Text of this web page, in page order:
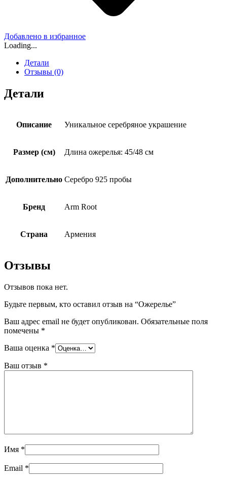
Добавлено в избранное
Loading...
Детали
Отзывы (0)
Детали
Описание Уникальное серебряное украшение
Размер (см) Длина ожерелья: 45/48 см
Дополнительно Серебро 925 пробы
Бренд Arm Root
Страна Армения
Отзывы
Отзывов пока нет.
Будьте первым, кто оставил отзыв на “Ожерелье”
Ваш адрес email не будет опубликован. Обязательные поля
помечены *
Ваша оценка *
Ваш отзыв *
Имя *
Email *